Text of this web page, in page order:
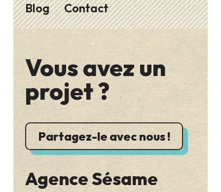
Blog
Contact
Vous avez un
projet ?
Partagez-le avec nous !
Agence Sésame